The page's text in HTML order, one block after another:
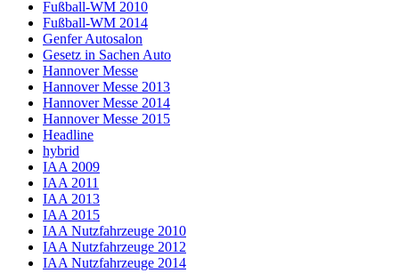
Fußball-WM 2010
Fußball-WM 2014
Genfer Autosalon
Gesetz in Sachen Auto
Hannover Messe
Hannover Messe 2013
Hannover Messe 2014
Hannover Messe 2015
Headline
hybrid
IAA 2009
IAA 2011
IAA 2013
IAA 2015
IAA Nutzfahrzeuge 2010
IAA Nutzfahrzeuge 2012
IAA Nutzfahrzeuge 2014